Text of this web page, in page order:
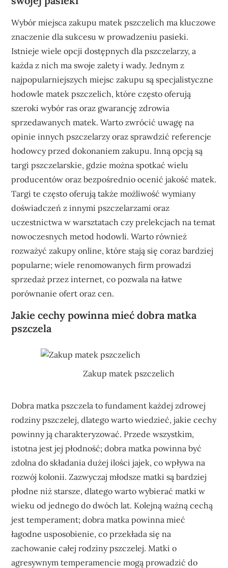
Wybór miejsca zakupu matek pszczelich ma kluczowe
znaczenie dla sukcesu w prowadzeniu pasieki.
Istnieje wiele opcji dostępnych dla pszczelarzy, a
każda z nich ma swoje zalety i wady. Jednym z
najpopularniejszych miejsc zakupu są specjalistyczne
hodowle matek pszczelich, które często oferują
szeroki wybór ras oraz gwarancję zdrowia
sprzedawanych matek. Warto zwrócić uwagę na
opinie innych pszczelarzy oraz sprawdzić referencje
hodowcy przed dokonaniem zakupu. Inną opcją są
targi pszczelarskie, gdzie można spotkać wielu
producentów oraz bezpośrednio ocenić jakość matek.
Targi te często oferują także możliwość wymiany
doświadczeń z innymi pszczelarzami oraz
uczestnictwa w warsztatach czy prelekcjach na temat
nowoczesnych metod hodowli. Warto również
rozważyć zakupy online, które stają się coraz bardziej
popularne; wiele renomowanych firm prowadzi
sprzedaż przez internet, co pozwala na łatwe
porównanie ofert oraz cen.
Jakie cechy powinna mieć dobra matka
pszczela
Zakup matek pszczelich
Dobra matka pszczela to fundament każdej zdrowej
rodziny pszczelej, dlatego warto wiedzieć, jakie cechy
powinny ją charakteryzować. Przede wszystkim,
istotna jest jej płodność; dobra matka powinna być
zdolna do składania dużej ilości jajek, co wpływa na
rozwój kolonii. Zazwyczaj młodsze matki są bardziej
płodne niż starsze, dlatego warto wybierać matki w
wieku od jednego do dwóch lat. Kolejną ważną cechą
jest temperament; dobra matka powinna mieć
łagodne usposobienie, co przekłada się na
zachowanie całej rodziny pszczelej. Matki o
agresywnym temperamencie mogą prowadzić do